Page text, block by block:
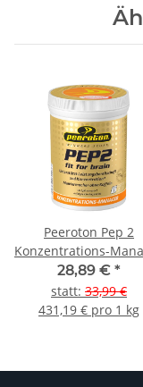
Peeroton Pep 2
Konzentrations-
90 Kapseln
28,89 € *
statt: 33,99 €
431,19 € pro 1 kg